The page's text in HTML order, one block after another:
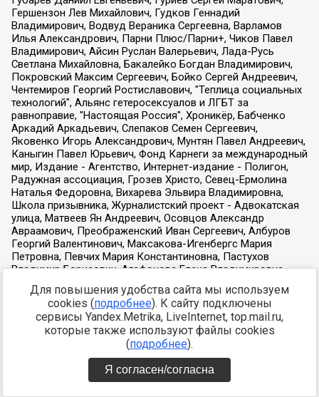
Для повышения удобства сайта мы используем
cookies (подробнее). К сайту подключены
сервисы Yandex.Metrika, LiveInternet, top.mail.ru,
которые также используют файлы cookies
(подробнее).
Я согласен/согласна